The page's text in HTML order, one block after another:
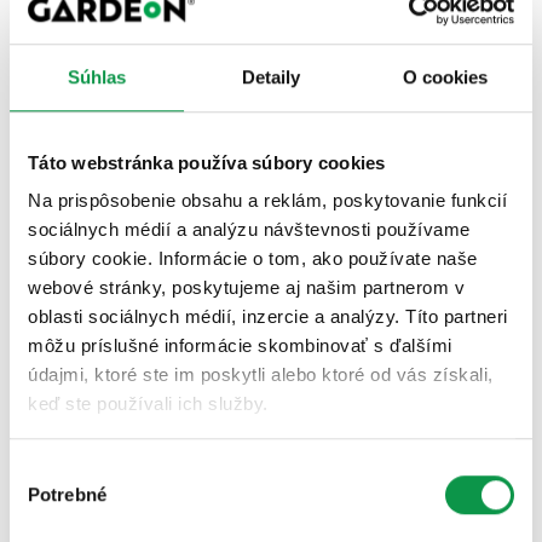
Súhlas Detaily O cookies
Táto webstránka používa súbory cookies
Na prispôsobenie obsahu a reklám, poskytovanie funkcií
sociálnych médií a analýzu návštevnosti používame
súbory cookie. Informácie o tom, ako používate naše
webové stránky, poskytujeme aj našim partnerom v
oblasti sociálnych médií, inzercie a analýzy. Títo partneri
môžu príslušné informácie skombinovať s ďalšími
údajmi, ktoré ste im poskytli alebo ktoré od vás získali,
keď ste používali ich služby.
súhlasu
Potrebné
nižšie náklady na vykurovanie aj chladenie
príjemnejšia klíma vo vnútri budovy
✓ Vyššia požiarna odolnosť
vyššia bezpečnosť stavby
splnenie náročnejších požiadaviek na moderné
objekty
✓ Možnosť minimálneho sklonu strechy
vhodné aj pre moderné haly a prístrešky
viac možností pri návrhu stavby
✓ Špičkové spracovanie